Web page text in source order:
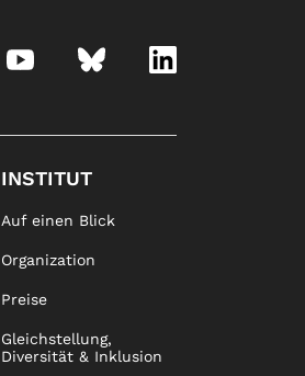
INSTITUT
Auf einen Blick
Organization
Preise
Gleichstellung,
Diversität & Inklusion